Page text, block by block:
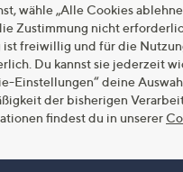
(10)
€
wähle „Alle Cookies
Zustimmung nicht
ist freiwillig und für die
Du kannst sie jederzeit
Einstellungen“ deine
der bisherigen
findest du in unserer